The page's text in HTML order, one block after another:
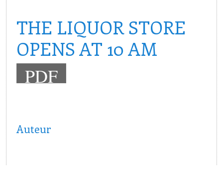
THE LIQUOR STORE
OPENS AT 10 AM
PDF
Auteur